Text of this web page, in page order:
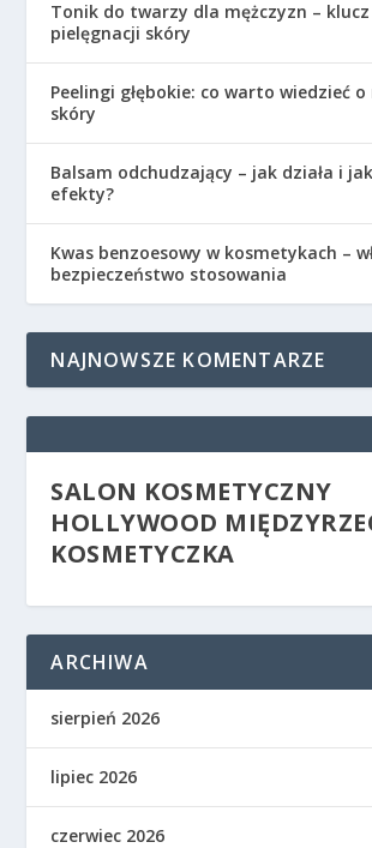
Tonik do twarzy dla mężczyzn –
pielęgnacji skóry
Peelingi głębokie: co warto wiedzieć
skóry
Balsam odchudzający – jak działa i
efekty?
Kwas benzoesowy w kosmetykach –
bezpieczeństwo stosowania
NAJNOWSZE KOMENTARZE
SALON KOSMETYCZNY
HOLLYWOOD
KOSMETYCZKA
ARCHIWA
sierpień 2026
lipiec 2026
czerwiec 2026